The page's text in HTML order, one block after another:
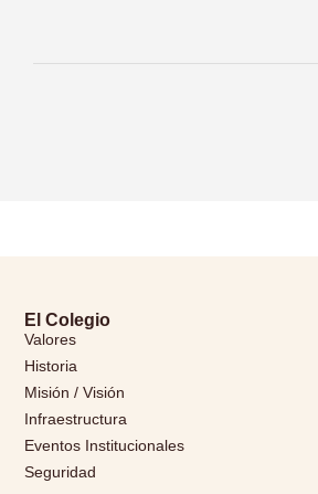
El Colegio
Valores
Historia
Misión / Visión
Infraestructura
Eventos Institucionales
Seguridad